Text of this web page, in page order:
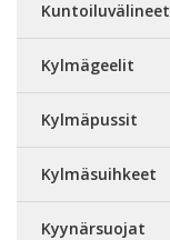
Kuntoiluvälineet
Kylmägeelit
Kylmäpussit
Kylmäsuihkeet
Kyynärsuojat